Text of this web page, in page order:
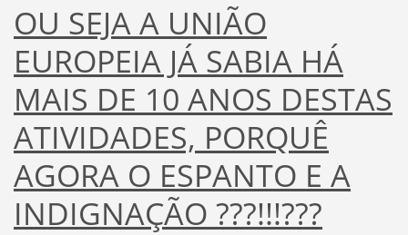
OU SEJA A UNIÃO
EUROPEIA JÁ SABIA HÁ
MAIS DE 10 ANOS DESTAS
ATIVIDADES, PORQUÊ
AGORA O ESPANTO E A
INDIGNAÇÃO ???!!!???